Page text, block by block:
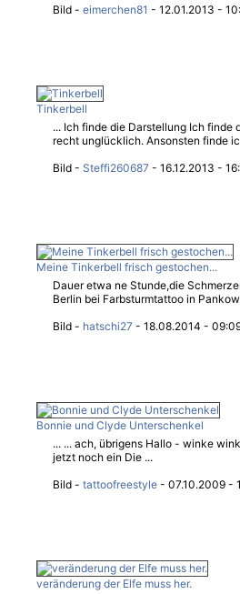
Bild - eimerchen81 - 12.01.2013 -
Tinkerbell
... Ich finde die Darstellung Ich finde
recht unglücklich. Ansonsten finde
Bild - Steffi260687 - 16.12.2013 -
Meine Tinkerbell frisch gestochen...
Dauer etwa ne Stunde,die
Berlin bei Farbsturmtattoo in
Bild - hatschi27 - 18.08.2014 -
Bonnie und Clyde Unterschenkel
... ... ach, übrigens Hallo - winke
jetzt noch ein Die ...
Bild - tattoofreestyle - 07.10.2009 -
veränderung der Elfe muss her.